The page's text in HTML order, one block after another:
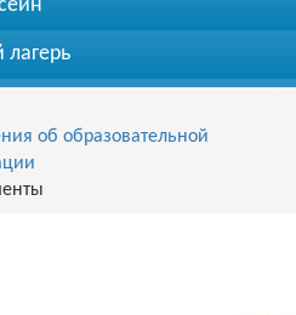
лагерь
об образовательной